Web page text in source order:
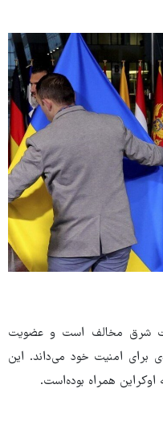
شرق مخالف است و عضویت
برای امنیت خود می‌داند. این
اوکراین همراه بوده‌است.